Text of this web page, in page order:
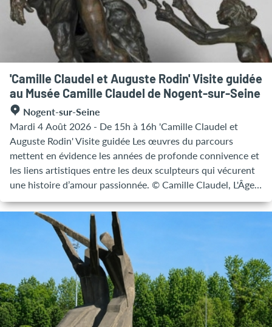
personnelle. Aucune expérience n'est nécessaire : l'atelier
est pensé comme une parenthèse créative apaisante, où
chacun peut ressentir le plaisir immédiat du modelage !"
Sans réservation/10 € par personne Renseignements : 03
25 39 42 07
'Camille Claudel et Auguste Rodin' Visite guidée
au Musée Camille Claudel de Nogent-sur-Seine
Nogent-sur-Seine
Mardi 4 Août 2026 - De 15h à 16h 'Camille Claudel et
Auguste Rodin' Visite guidée Les œuvres du parcours
mettent en évidence les années de profonde connivence et
les liens artistiques entre les deux sculpteurs qui vécurent
une histoire d’amour passionnée. © Camille Claudel, L'Âge